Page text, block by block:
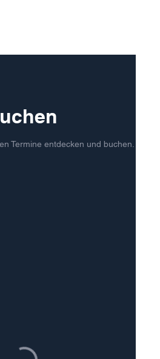
Termine entdecken und buchen.